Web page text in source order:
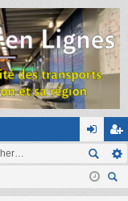
on
ne
ns
cri
ec